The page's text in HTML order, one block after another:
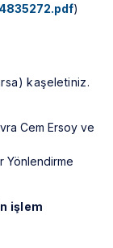
)
kaşeletiniz.
Cem Ersoy ve
Yönlendirme
işlem